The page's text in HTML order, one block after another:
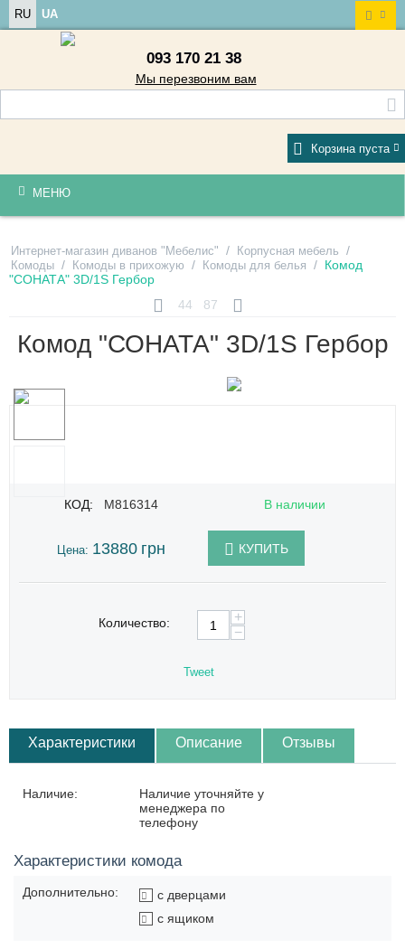
RU UA
093 170 21 38
Мы перезвоним вам
Корзина пуста
МЕНЮ
Интернет-магазин диванов "Мебелис" / Корпусная мебель /
Комоды / Комоды в прихожую / Комоды для белья / Комод
"СОНАТА" 3D/1S Гербор
44
87
Комод "СОНАТА" 3D/1S Гербор
КОД: M816314 В наличии
Цена: 13880 грн КУПИТЬ
Количество:
+
−
Tweet
Характеристики Описание Отзывы
Наличие:
Наличие уточняйте у
менеджера по
телефону
Характеристики комода
Дополнительно:
с дверцами
с ящиком